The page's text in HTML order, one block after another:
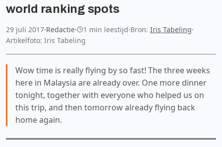
world ranking spots
29 juli 2017·Redactie· 1 min leestijd·Bron: Iris Tabeling·
Artikelfoto: Iris Tabeling
Wow time is really flying by so fast! The three weeks
here in Malaysia are already over. One more dinner
tonight, together with everyone who helped us on
this trip, and then tomorrow already flying back
home again.